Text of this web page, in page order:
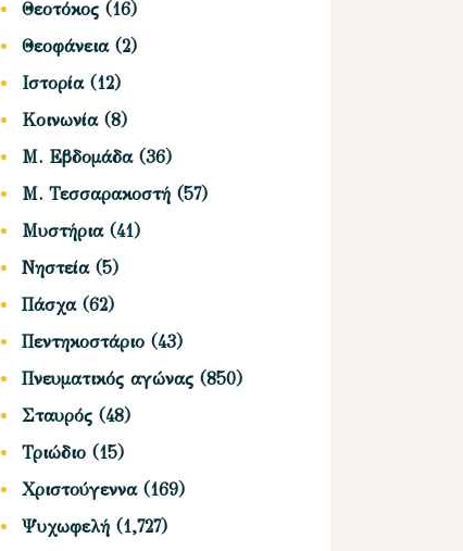
Θεοτόκος (16)
Θεοφάνεια(2)
Ιστορία(12)
Κοινωνία(8)
Μ. Εβδομάδα(36)
Μ. Τεσσαρακοστή (57)
Μυστήρια(41)
Νηστεία(5)
Πάσχα(62)
Πεντηκοστάριο (43)
Πνευματικός αγώνας (850)
Σταυρός (48)
Τριώδιο (15)
Χριστούγεννα(169)
Ψυχωφελή (1,727)